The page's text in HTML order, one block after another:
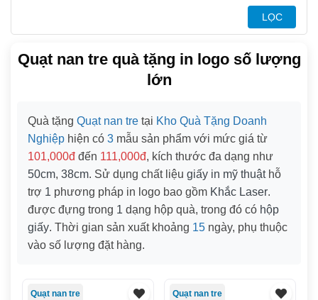
LỌC
Quạt nan tre quà tặng in logo số lượng
lớn
Quà tặng Quạt nan tre tại Kho Quà Tặng Doanh
Nghiệp hiện có 3 mẫu sản phẩm với mức giá từ
101,000đ đến 111,000đ, kích thước đa dạng như
50cm, 38cm. Sử dụng chất liệu giấy in mỹ thuậthỗ
trợ 1 phương pháp in logo bao gồm Khắc Laser.
được đựng trong 1 dạng hộp quà, trong đó có hộp
giấy. Thời gian sản xuất khoảng 15 ngày, phụ thuộc
vào số lượng đặt hàng.
Quạt nan tre Quạt nan tre